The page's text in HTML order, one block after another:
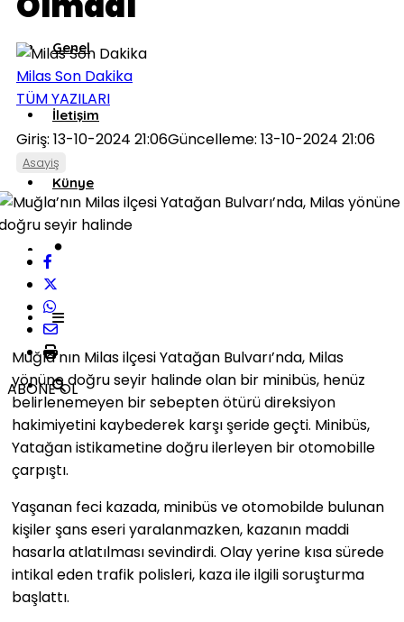
Genel
İletişim
Künye
Milas Son Dakika
TÜM YAZILARI
Giriş: 13-10-2024 21:06Güncelleme: 13-10-2024 21:06
Asayiş
ABONE OL
Muğla’nın Milas ilçesi Yatağan Bulvarı’nda, Milas
yönüne doğru seyir halinde olan bir minibüs, henüz
belirlenemeyen bir sebepten ötürü direksiyon
hakimiyetini kaybederek karşı şeride geçti. Minibüs,
Yatağan istikametine doğru ilerleyen bir otomobille
çarpıştı.
Yaşanan feci kazada, minibüs ve otomobilde bulunan
kişiler şans eseri yaralanmazken, kazanın maddi
hasarla atlatılması sevindirdi. Olay yerine kısa sürede
intikal eden trafik polisleri, kaza ile ilgili soruşturma
başlattı.